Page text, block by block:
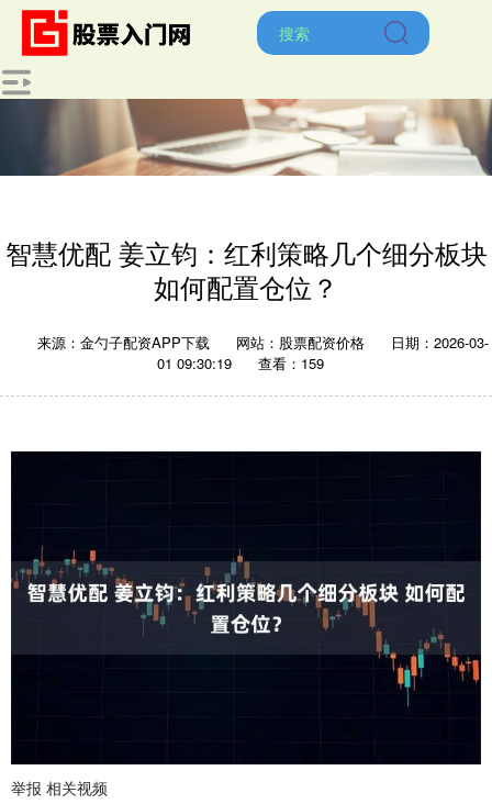
智慧优配 姜立钧：红利策略几个细分板块
如何配置仓位？
来源：金勺子配资APP下载 网站：股票配资价格
日期：2026-03-
01 09:30:19
查看：159
举报 相关视频